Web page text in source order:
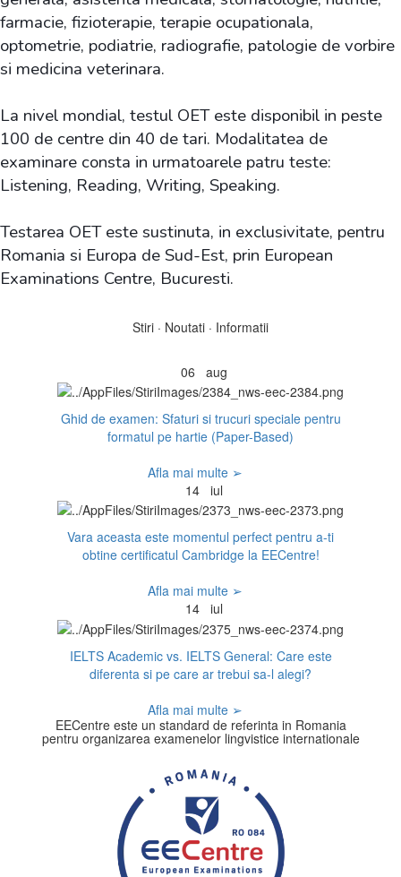
farmacie, fizioterapie, terapie ocupationala,
optometrie, podiatrie, radiografie, patologie de vorbire
si medicina veterinara.
La nivel mondial, testul OET este disponibil in peste
100 de centre din 40 de tari. Modalitatea de
examinare consta in urmatoarele patru teste:
Listening, Reading, Writing, Speaking.
Testarea OET este sustinuta, in exclusivitate, pentru
Romania si Europa de Sud-Est, prin European
Examinations Centre, Bucuresti.
Stiri · Noutati · Informatii
06 aug
Ghid de examen: Sfaturi si trucuri speciale pentru
formatul pe hartie (Paper-Based)
Afla mai multe ➢
14 iul
Vara aceasta este momentul perfect pentru a-ti
obtine certificatul Cambridge la EECentre!
Afla mai multe ➢
14 iul
IELTS Academic vs. IELTS General: Care este
diferenta si pe care ar trebui sa-l alegi?
Afla mai multe ➢
EECentre este un standard de referinta in Romania
pentru organizarea examenelor lingvistice internationale